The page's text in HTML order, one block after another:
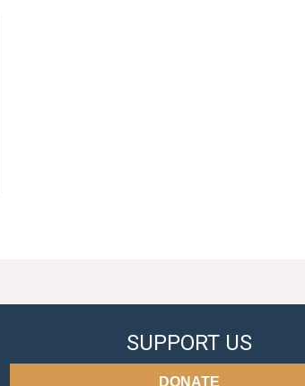
SUPPORT US
DONATE